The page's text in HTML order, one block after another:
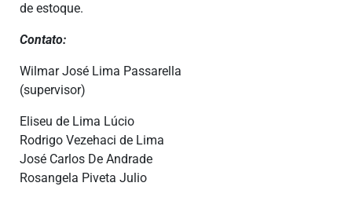
de estoque.
Contato:
Wilmar José Lima Passarella
(supervisor)
Eliseu de Lima Lúcio
Rodrigo Vezehaci de Lima
José Carlos De Andrade
Rosangela Piveta Julio